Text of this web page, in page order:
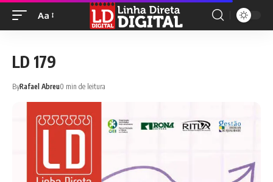
Aa
LD 179
ByRafael Abreu0 min de leitura